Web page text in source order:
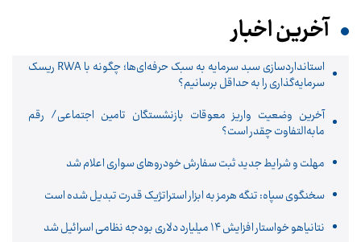
آخرین اخبار
استانداردسازی سبد سرمایه به سبک حرفه‌ای‌ها؛ چگونه با RWA ریسک
سرمایه‌گذاری را به حداقل برسانیم؟
آخرین وضعیت واریز معوقات بازنشستگان تامین اجتماعی/ رقم
مابه‌التفاوت چقدر است؟
مهلت و شرایط جدید ثبت سفارش خودروهای سواری اعلام شد
سخنگوی سپاه: تنگه هرمز به ابزار استراتژیک قدرت تبدیل شده است
نتانیاهو خواستار افزایش ۱۴ میلیارد دلاری بودجه نظامی اسرائیل شد